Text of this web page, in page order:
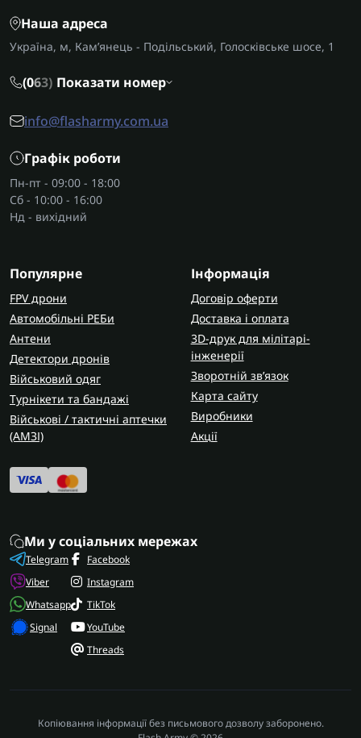
Наша адреса
Україна, м, Кам’янець - Подільський, Голосківське шосе, 1
(063) Показати номер
info@flasharmy.com.ua
Графік роботи
Пн-пт - 09:00 - 18:00
Сб - 10:00 - 16:00
Нд - вихідний
Популярне
FPV дрони
Автомобільні РЕБи
Антени
Детектори дронів
Військовий одяг
Турнікети та бандажі
Військові / тактичні аптечки
(AMЗІ)
Інформація
Договір оферти
Доставка і оплата
3D-друк для мілітарі-
інженерії
Зворотній зв’язок
Карта сайту
Виробники
Акції
Ми у соціальних мережах
Telegram
Viber
Whatsapp
Signal
Facebook
Instagram
TikTok
YouTube
Threads
Копіювання інформації без письмового дозволу заборонено.